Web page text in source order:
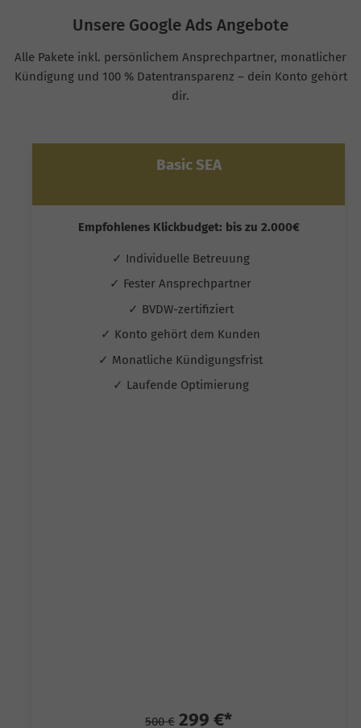
Unsere Google Ads Angebote
Alle Pakete inkl. persönlichem Ansprechpartner, monatlicher
Kündigung und 100 % Datentransparenz – dein Konto gehört
dir.
Basic SEA
Empfohlenes Klickbudget: bis zu 2.000€
✓ Individuelle Betreuung
✓ Fester Ansprechpartner
✓ BVDW-zertifiziert
✓ Konto gehört dem Kunden
✓ Monatliche Kündigungsfrist
✓ Laufende Optimierung
500 € 299 €*